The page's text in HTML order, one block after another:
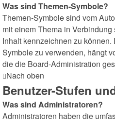
Was sind Themen-Symbole?
Themen-Symbole sind vom
mit einem Thema in
Inhalt kennzeichnen zu
Symbole zu verwenden, hängt
die die Board-Administration
Nach oben
Benutzer-Stufen
Was sind Administratoren?
Administratoren haben die